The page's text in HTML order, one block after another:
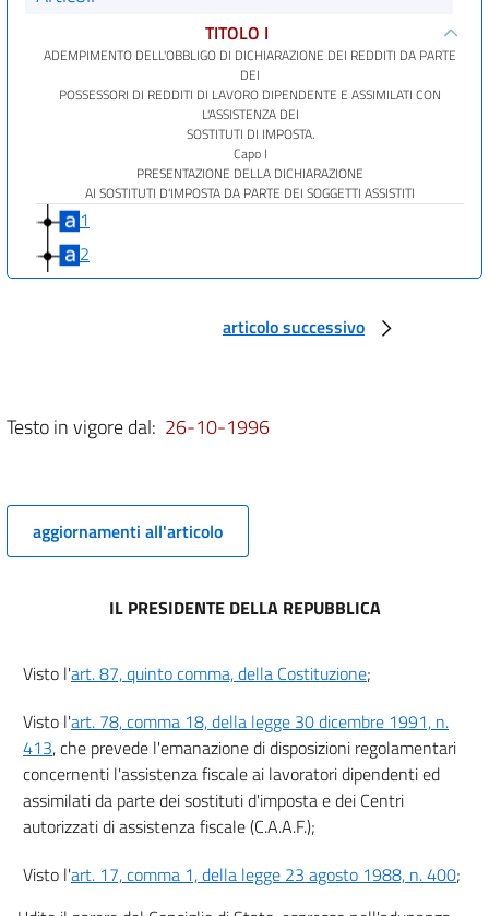
TITOLO I
ADEMPIMENTO DELL'OBBLIGO DI DICHIARAZIONE DEI REDDITI DA PARTE
DEI
POSSESSORI DI REDDITI DI LAVORO DIPENDENTE E ASSIMILATI CON
L'ASSISTENZA DEI
SOSTITUTI DI IMPOSTA.
Capo I
PRESENTAZIONE DELLA DICHIARAZIONE
AI SOSTITUTI D'IMPOSTA DA PARTE DEI SOGGETTI ASSISTITI
1
2
TITOLO I
DEI
ADEMPIMENTI DEL SOSTITUTO DI IMPOSTA
6
ADEMPIMENTO DELL'OBBLIGO DI DICHIARAZIONE DEI REDDITI DA PARTE
L'ASSISTENZA DEI CENTRI AUTORIZZATI DI ASSISTENZA FISCALE PER
LAVORATORI DIPENDENTI E PENSIONATI (C.A.A.F.).
CENTRI AUTORIZZATI DI ASSISTENZA FISCALE
PER LAVORATORI DIPENDENTI E PENSIONATI
7
8
10
11
articolo successivo
Testo in vigore dal: 26-10-1996
aggiornamenti all'articolo
IL PRESIDENTE DELLA REPUBBLICA
Visto l'art. 87, quinto comma, della Costituzione;
Visto l'art. 78, comma 18, della legge 30 dicembre 1991, n.
413, che prevede l'emanazione di disposizioni regolamentari
concernenti l'assistenza fiscale ai lavoratori dipendenti ed
assimilati da parte dei sostituti d'imposta e dei Centri
autorizzati di assistenza fiscale (C.A.A.F.);
Visto l'art. 17, comma 1, della legge 23 agosto 1988, n. 400;